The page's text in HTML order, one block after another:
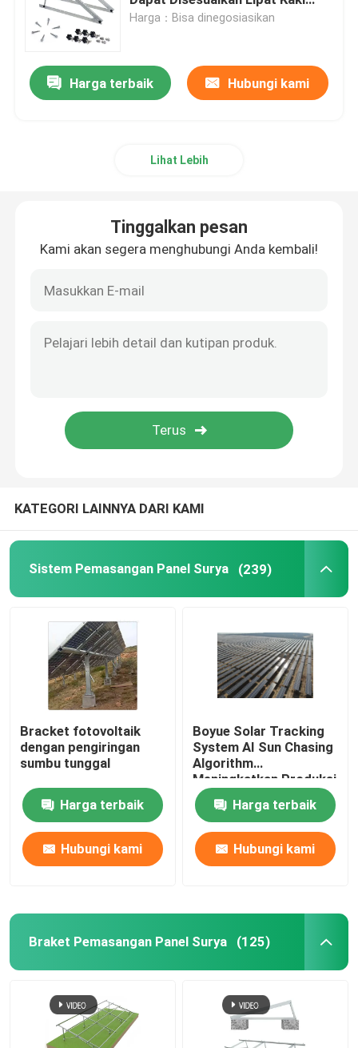
Klem Pemasangan Panel Surya
Rel Pemasangan Panel Surya
Kit Sambungan Rel
Dudukan Miring Panel Surya
Kait Atap Surya
Baki Kabel Galvanis
Miring
Harga：Bisa dinegosiasikan
Harga terbaik Hubungi kami
Lihat Lebih
Tinggalkan pesan
Kami akan segera menghubungi Anda kembali!
KATEGORI LAINNYA DARI KAMI
Sistem Pemasangan Panel Surya (239)
Bracket fotovoltaik
dengan pengiringan
sumbu tunggal
Harga terbaik
Hubungi kami
Boyue Solar Tracking
System AI Sun Chasing
Algorithm
Meningkatkan Produksi
Listrik
Harga terbaik
Hubungi kami
Braket Pemasangan Panel Surya (125)